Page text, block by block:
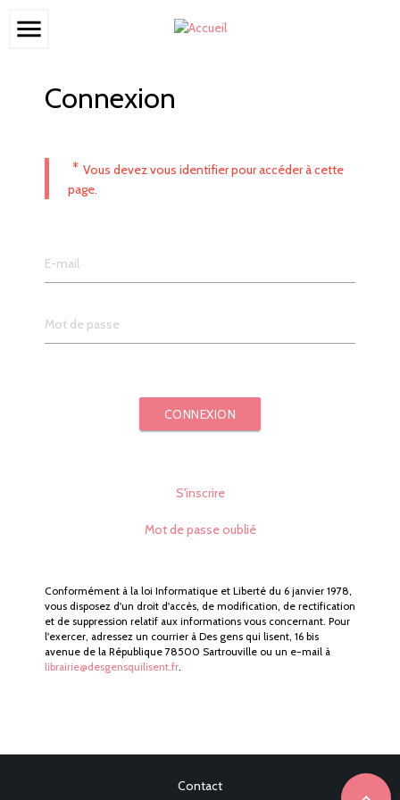
menu
Connexion
* Vous devez vous identifier pour accéder à cette
page.
CONNEXION
S'inscrire
Mot de passe oublié
Conformément à la loi Informatique et Liberté du 6 janvier 1978,
vous disposez d'un droit d'accès, de modification, de rectification
et de suppression relatif aux informations vous concernant. Pour
l'exercer, adressez un courrier à Des gens qui lisent, 16 bis
avenue de la République 78500 Sartrouville ou un e-mail à
librairie@desgensquilisent.fr.
Contact